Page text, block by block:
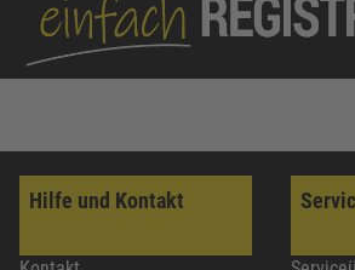
Hilfe und Kontakt